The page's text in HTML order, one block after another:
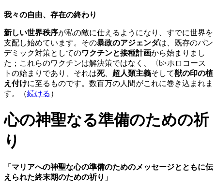
我々の自由、存在の終わり
新しい世界秩序が私の敵に仕えるようになり、すでに世界を
支配し始めています。その暴政のアジェンダは、既存のパン
デミック対策としてのワクチンと接種計画から始まりまし
た；これらのワクチンは解決策ではなく、〈b>ホロコース
トの始まりであり、それは死、 超人類主義そして獣の印の植
え付けに至るものです。数百万の人間がこれに巻き込まれま
す。（続ける ）
心の神聖なる準備のための祈
り
「マリアへの神聖な心の準備のためのメッセージとともに伝
えられた終末期のための祈り」